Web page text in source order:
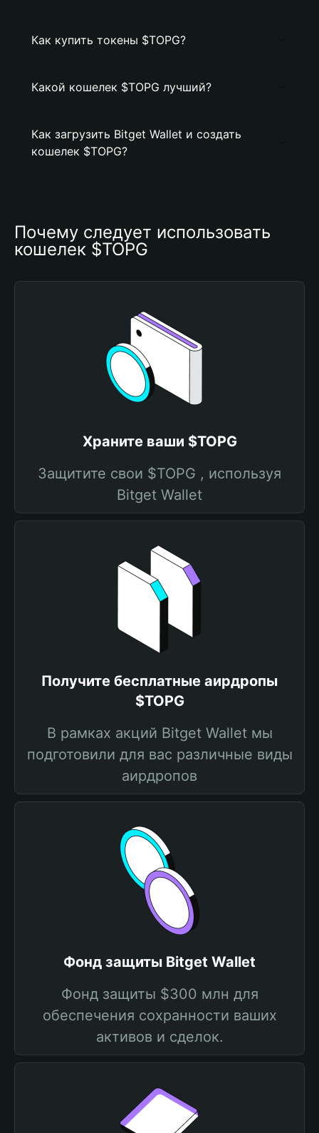
Как купить токены $TOPG?
Какой кошелек $TOPG лучший?
Как загрузить Bitget Wallet и создать
кошелек $TOPG?
Почему следует использовать
кошелек $TOPG
Храните ваши $TOPG
Защитите свои $TOPG , используя
Bitget Wallet
Получите бесплатные аирдропы
$TOPG
В рамках акций Bitget Wallet мы
подготовили для вас различные виды
аирдропов
Фонд защиты Bitget Wallet
Фонд защиты $300 млн для
обеспечения сохранности ваших
активов и сделок.